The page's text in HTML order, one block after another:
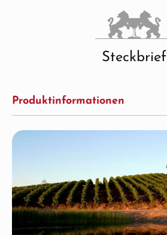
Steckbrief
Produktinformationen